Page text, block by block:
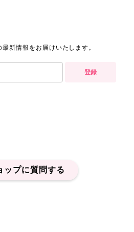
新情報をお届けいたします。
登録
ップに質問する